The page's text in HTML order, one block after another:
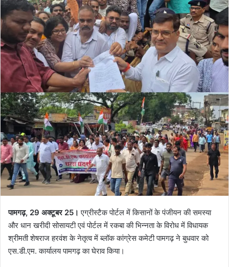
पामगढ़, 29 अक्टूबर 25।एग्रीस्टैक पोर्टल में किसानों के पंजीयन की समस्या
और धान खरीदी सोसायटी एवं पोर्टल में रकबा की भिन्नता के विरोध में विधायक
श्रीमती शेषराज हरवंश के नेतृत्व में ब्लॉक कांग्रेस कमेटी पामगढ़ ने बुधवार को
एस.डी.एम. कार्यालय पामगढ़ का घेराव किया।